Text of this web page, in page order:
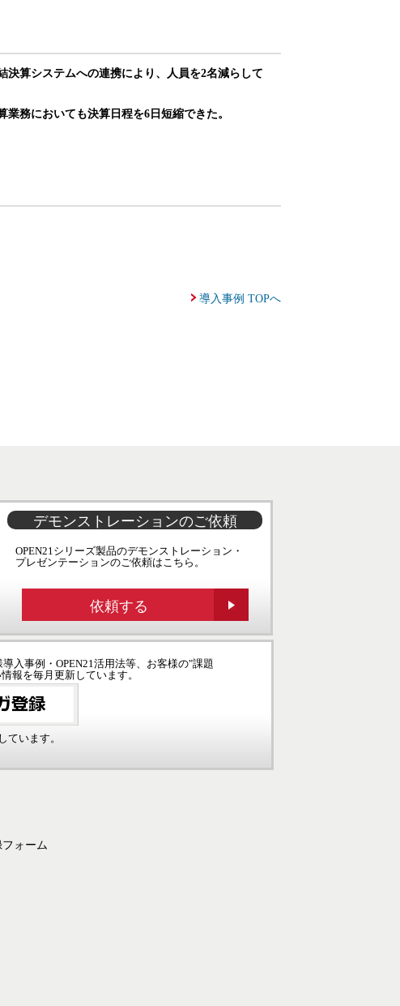
算システムへの連携により、人員を2名減らして
務においても決算日程を6日短縮できた。
導入事例 TOPへ
デモンストレーションのご依頼
OPEN21シリーズ製品のデモンストレーション・
プレゼンテーションのご依頼はこちら。
依頼する
入事例・OPEN21活用法等、お客様の"課題
報を毎月更新しています。
ています。
ォーム